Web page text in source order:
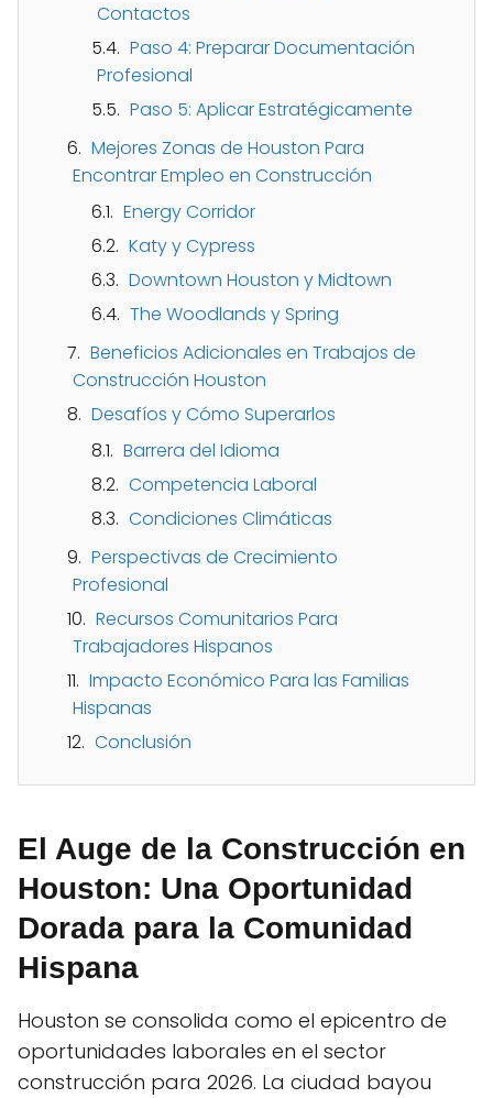
Contactos
Paso 4: Preparar Documentación
Profesional
Paso 5: Aplicar Estratégicamente
Mejores Zonas de Houston Para
Encontrar Empleo en Construcción
Energy Corridor
Katy y Cypress
Downtown Houston y Midtown
The Woodlands y Spring
Beneficios Adicionales en Trabajos de
Construcción Houston
Desafíos y Cómo Superarlos
Barrera del Idioma
Competencia Laboral
Condiciones Climáticas
Perspectivas de Crecimiento
Profesional
Recursos Comunitarios Para
Trabajadores Hispanos
Impacto Económico Para las Familias
Hispanas
Conclusión
El Auge de la Construcción en
Houston: Una Oportunidad
Dorada para la Comunidad
Hispana
Houston se consolida como el epicentro de
oportunidades laborales en el sector
construcción para 2026. La ciudad bayou